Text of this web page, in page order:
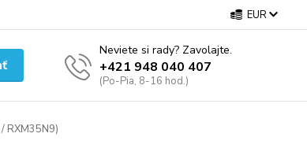
EUR
Neviete si rady? Zavolajte.
+421 948 040 407
(Po-Pia, 8-16 hod.)
RXM35N9)